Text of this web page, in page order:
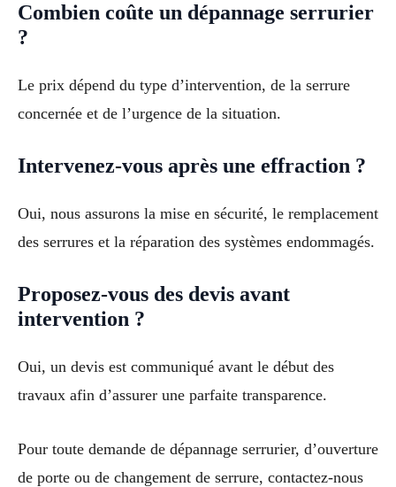
Combien coûte un dépannage serrurier
?
Le prix dépend du type d’intervention, de la serrure
concernée et de l’urgence de la situation.
Intervenez-vous après une effraction ?
Oui, nous assurons la mise en sécurité, le remplacement
des serrures et la réparation des systèmes endommagés.
Proposez-vous des devis avant
intervention ?
Oui, un devis est communiqué avant le début des
travaux afin d’assurer une parfaite transparence.
Pour toute demande de dépannage serrurier, d’ouverture
de porte ou de changement de serrure, contactez-nous